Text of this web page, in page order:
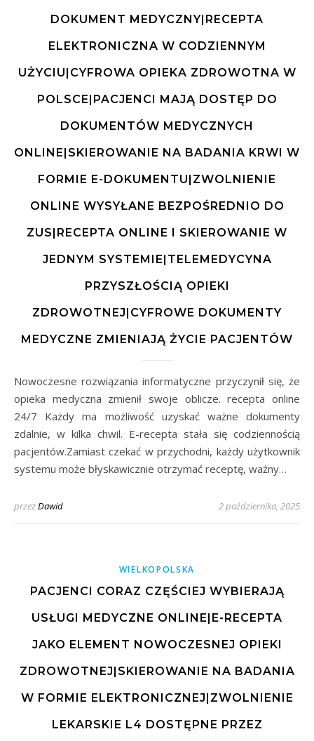
DOKUMENT MEDYCZNY|RECEPTA
ELEKTRONICZNA W CODZIENNYM
UŻYCIU|CYFROWA OPIEKA ZDROWOTNA W
POLSCE|PACJENCI MAJĄ DOSTĘP DO
DOKUMENTÓW MEDYCZNYCH
ONLINE|SKIEROWANIE NA BADANIA KRWI W
FORMIE E-DOKUMENTU|ZWOLNIENIE
ONLINE WYSYŁANE BEZPOŚREDNIO DO
ZUS|RECEPTA ONLINE I SKIEROWANIE W
JEDNYM SYSTEMIE|TELEMEDYCYNA
PRZYSZŁOŚCIĄ OPIEKI
ZDROWOTNEJ|CYFROWE DOKUMENTY
MEDYCZNE ZMIENIAJĄ ŻYCIE PACJENTÓW
Nowoczesne rozwiązania informatyczne przyczynił się, że
opieka medyczna zmienił swoje oblicze. recepta online
24/7 Każdy ma możliwość uzyskać ważne dokumenty
zdalnie, w kilka chwil. E-recepta stała się codziennością
pacjentów.Zamiast czekać w przychodni, każdy użytkownik
systemu może błyskawicznie otrzymać receptę, ważny…
przezDawid 2 października, 2025
WIELKOPOLSKA
PACJENCI CORAZ CZĘŚCIEJ WYBIERAJĄ
USŁUGI MEDYCZNE ONLINE|E-RECEPTA
JAKO ELEMENT NOWOCZESNEJ OPIEKI
ZDROWOTNEJ|SKIEROWANIE NA BADANIA
W FORMIE ELEKTRONICZNEJ|ZWOLNIENIE
LEKARSKIE L4 DOSTĘPNE PRZEZ